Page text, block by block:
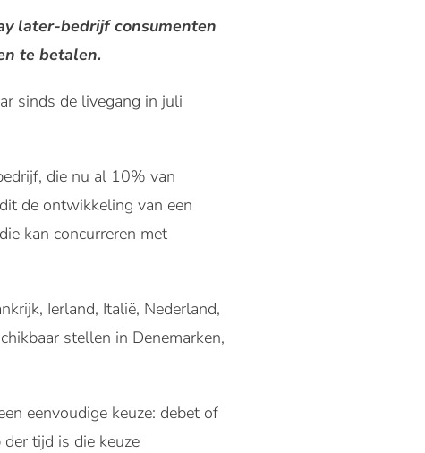
later-bedrijf consumenten
te betalen.
sinds de livegang in juli
die nu al 10% van
de ontwikkeling van een
kan concurreren met
Ierland, Italië, Nederland,
stellen in Denemarken,
eenvoudige keuze: debet of
tijd is die keuze